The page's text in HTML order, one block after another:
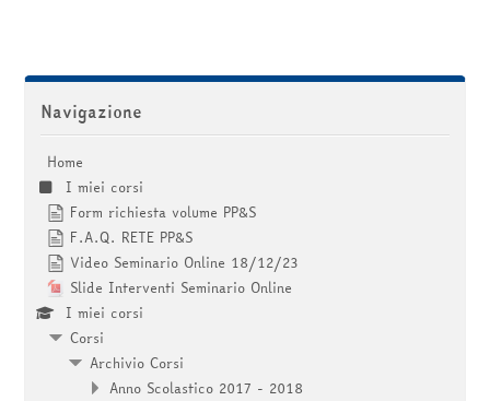
Salta Navigazione
Navigazione
Home
I miei corsi
Form richiesta volume PP&S
F.A.Q. RETE PP&S
Video Seminario Online 18/12/23
Slide Interventi Seminario Online
I miei corsi
Corsi
Archivio Corsi
Anno Scolastico 2017 - 2018